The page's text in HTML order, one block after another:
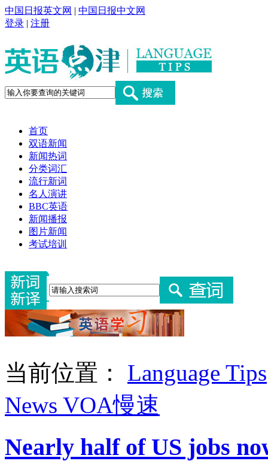
中国日报英文网 | 中国日报中文网
登录 | 注册
首页
双语新闻
新闻热词
分类词汇
流行新词
名人演讲
BBC英语
新闻播报
图片新闻
考试培训
当前位置： Language Tips
News VOA慢速
Nearly half of US jobs